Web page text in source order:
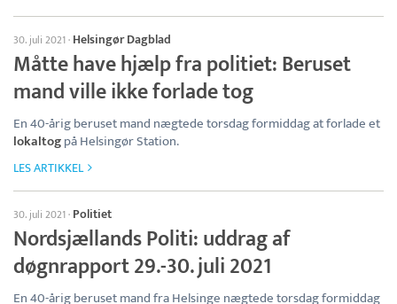
30. juli 2021· Helsingør Dagblad
Måtte have hjælp fra politiet: Beruset
mand ville ikke forlade tog
En 40-årig beruset mand nægtede torsdag formiddag at forlade et
lokaltogpå Helsingør Station.
LES ARTIKKEL
30. juli 2021· Politiet
Nordsjællands Politi: uddrag af
døgnrapport 29.-30. juli 2021
En 40-årig beruset mand fra Helsinge nægtede torsdag formiddag